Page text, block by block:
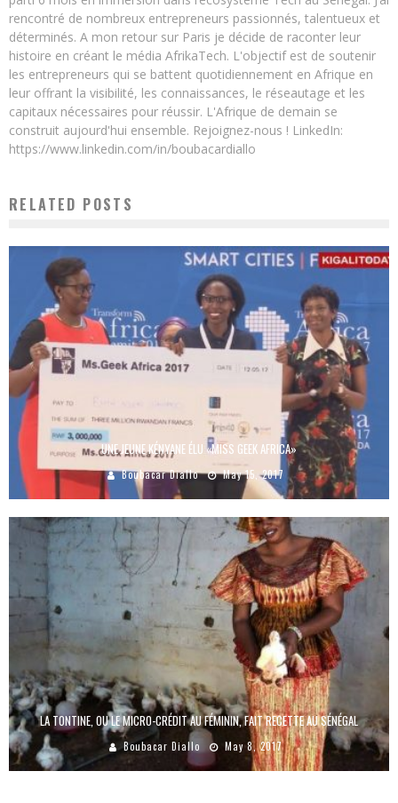
rencontré de nombreux entrepreneurs passionnés, talentueux et
déterminés. A mon retour sur Paris je décide de raconter leur
histoire en créant le média AfrikaTech. L'objectif est de soutenir
les entrepreneurs qui se battent quotidiennement en Afrique en
leur offrant la visibilité, les connaissances, le réseautage et les
capitaux nécessaires pour réussir. L'Afrique de demain se
construit aujourd'hui ensemble. Rejoignez-nous ! LinkedIn:
https://www.linkedin.com/in/boubacardiallo
RELATED POSTS
UNE JEUNE KÉNYANE ÉLU «MISS GEEK AFRICA»
Boubacar Diallo May 15, 2017
LA TONTINE, OU LE MICRO-CRÉDIT AU FÉMININ, FAIT RECETTE AU SÉNÉGAL
Boubacar Diallo May 8, 2017